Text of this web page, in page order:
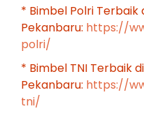
* Bimbel Polri Terbaik
Pekanbaru: https://
polri/
* Bimbel TNI Terbaik di
Pekanbaru: https://
tni/